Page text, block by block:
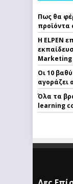
Πως θα
προϊόντα
Η ELPEN
Marketing
Οι 10
αγοράζει
Όλα τα
learning